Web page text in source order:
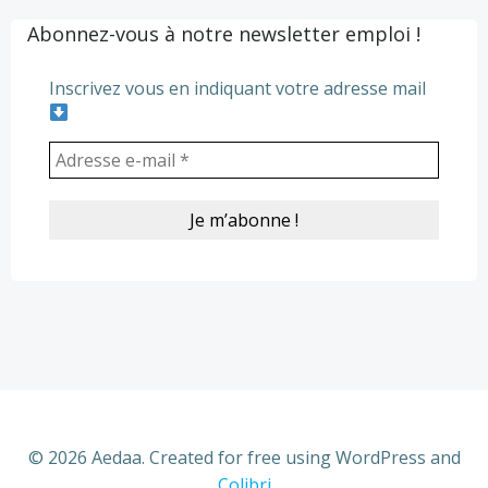
Abonnez-vous à notre newsletter emploi !
Inscrivez vous en indiquant votre adresse mail
© 2026 Aedaa. Created for free using WordPress and